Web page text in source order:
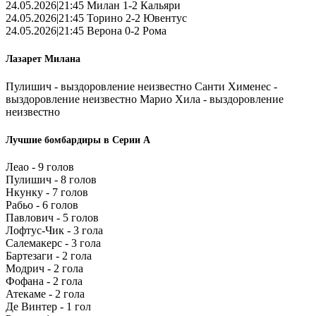
24.05.2026|21:45 Милан 1-2 Кальяри
24.05.2026|21:45 Торино 2-2 Ювентус
24.05.2026|21:45 Верона 0-2 Рома
Лазарет Милана
Пулишич - выздоровление неизвестно Санти Хименес -
выздоровление неизвестно Марио Хила - выздоровление
неизвестно
Лучшие бомбардиры в Серии А
Леао - 9 голов
Пулишич - 8 голов
Нкунку - 7 голов
Рабьо - 6 голов
Павлович - 5 голов
Лофтус-Чик - 3 гола
Салемакерс - 3 гола
Бартезаги - 2 гола
Модрич - 2 гола
Фофана - 2 гола
Атекаме - 2 гола
Де Винтер - 1 гол